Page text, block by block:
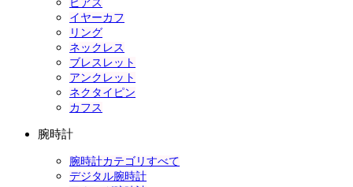
ピアス
イヤーカフ
リング
ネックレス
ブレスレット
アンクレット
ネクタイピン
カフス
腕時計
腕時計カテゴリすべて
デジタル腕時計